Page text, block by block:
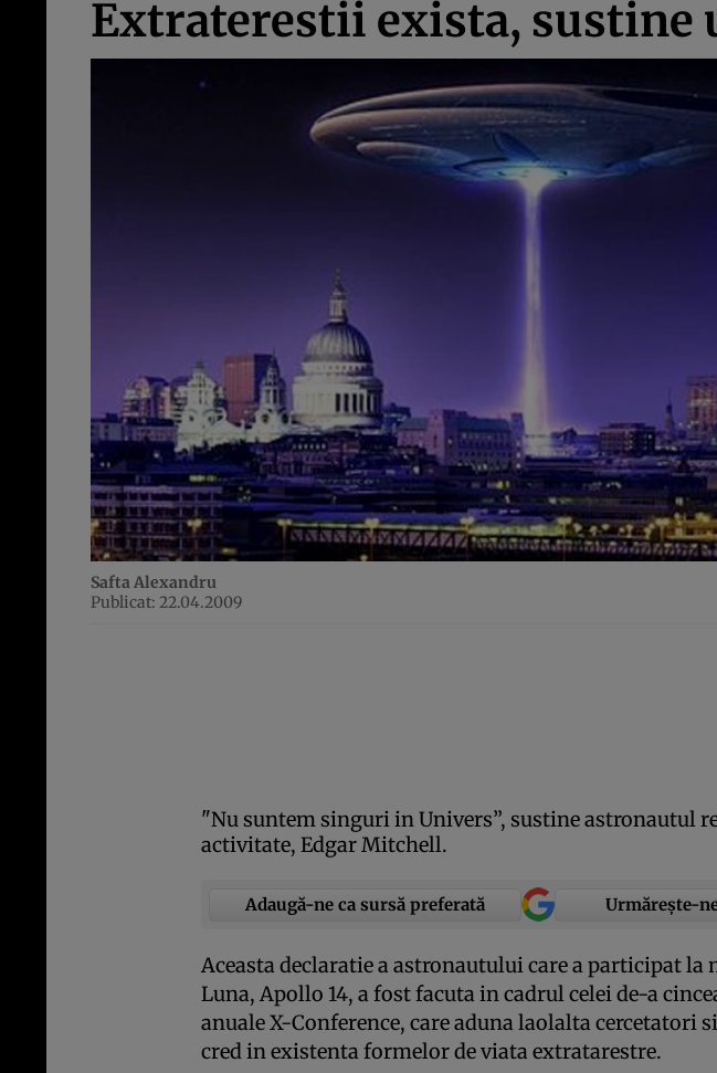
Extraterestii exista, sustine
Safta Alexandru
Publicat: 22.04.2009
"Nu suntem singuri in Univers”, sustine astronautul
activitate, Edgar Mitchell.
Adaugă-ne ca sursă preferată Urmărește-
Aceasta declaratie a astronautului care a participat la
Luna, Apollo 14, a fost facuta in cadrul celei de-a
anuale X-Conference, care aduna laolalta cercetatori
cred in existenta formelor de viata extratarestre.